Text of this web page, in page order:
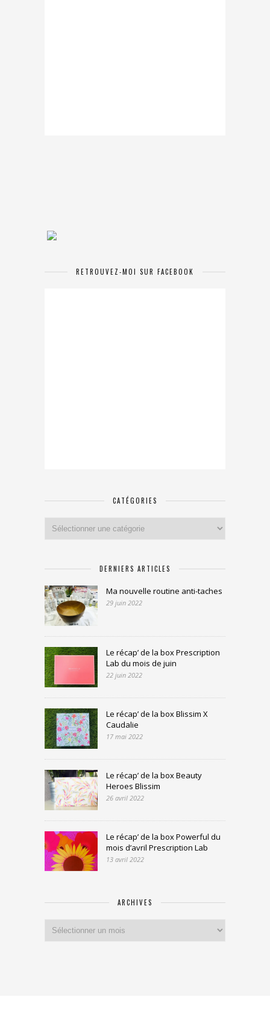
RETROUVEZ-MOI SUR FACEBOOK
CATÉGORIES
DERNIERS ARTICLES
Ma nouvelle routine anti-taches
29 juin 2022
Le récap’ de la box Prescription
Lab du mois de juin
22 juin 2022
Le récap’ de la box Blissim X
Caudalie
17 mai 2022
Le récap’ de la box Beauty
Heroes Blissim
26 avril 2022
Le récap’ de la box Powerful du
mois d’avril Prescription Lab
13 avril 2022
ARCHIVES